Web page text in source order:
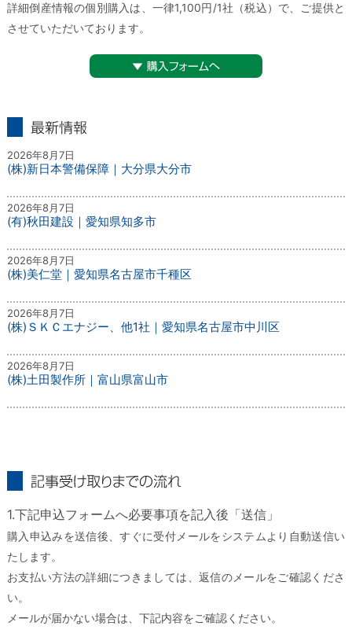
詳細倒産情報の個別購入は、一律1,100円/1社（税込）で、ご提供と
させていただいております。
2026年8月7日
(株)新日本警備保障｜大分県大分市
2026年8月7日
(有)秋田建設｜愛知県知多市
2026年8月7日
(株)美仁堂｜愛知県名古屋市千種区
2026年8月7日
(株)ＳＫＣエナジー、他1社｜愛知県名古屋市中川区
2026年8月7日
(株)土田製作所｜富山県富山市
1.下記申込フォームへ必要事項を記入後「送信」
購入申込みを送信後、すぐに受付メールをシステムより自動送信い
たします。
お支払い方法の詳細につきましては、返信のメールをご確認くださ
い。
メールが届かない場合は、下記内容をご確認ください。